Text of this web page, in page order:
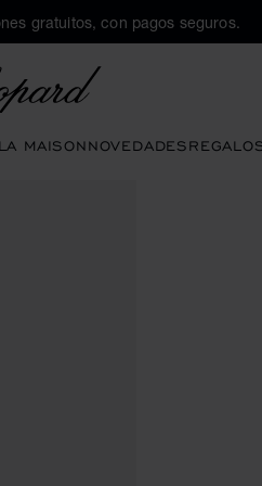
gratuitos, con pagos seguros.
LA MAISONNOVEDADES